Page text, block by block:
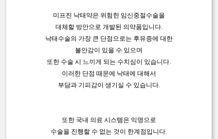
미프진 낙태약은 위험한 임신중절수술을
대체할 방안으로 개발된 의약품입니다.
낙태수술의 가장 큰 단점으로는 후유증에 대한
불안감이 있을 수 있으며
또한 수술 시 느끼게 되는 수치심이 있습니다.
이러한 단점 때문에 낙태에 대해서
부담과 기피감이 생기실 수 있습니다.
또한 국내 의료 시스템은 익명으로
수술을 진행할 수 없는 것이 한계점입니다.